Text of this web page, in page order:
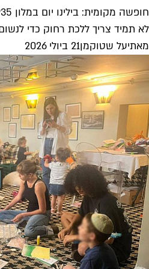
חופשה מקומית: בילינו יום במלון 1935 והרגשנו כמו תיירים בעירנו
לא תמיד צריך ללכת רחוק כדי
מאתיעל שטוקמן21 ביולי 2026